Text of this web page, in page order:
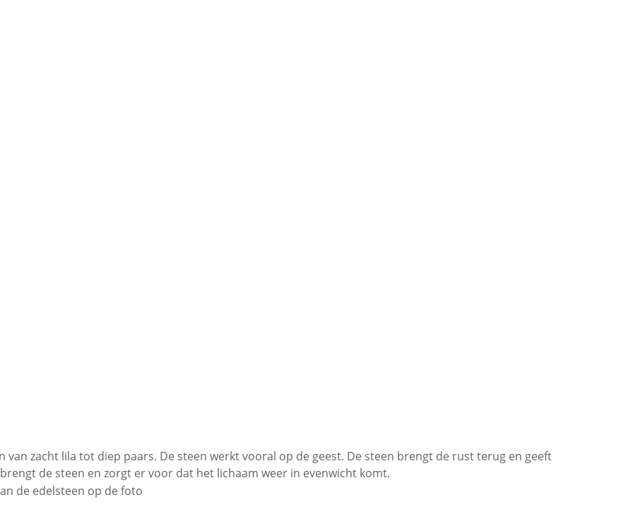
zacht lila tot diep paars. De steen werkt vooral op de geest. De steen brengt de rust terug en geeft
de steen en zorgt er voor dat het lichaam weer in evenwicht komt.
de edelsteen op de foto